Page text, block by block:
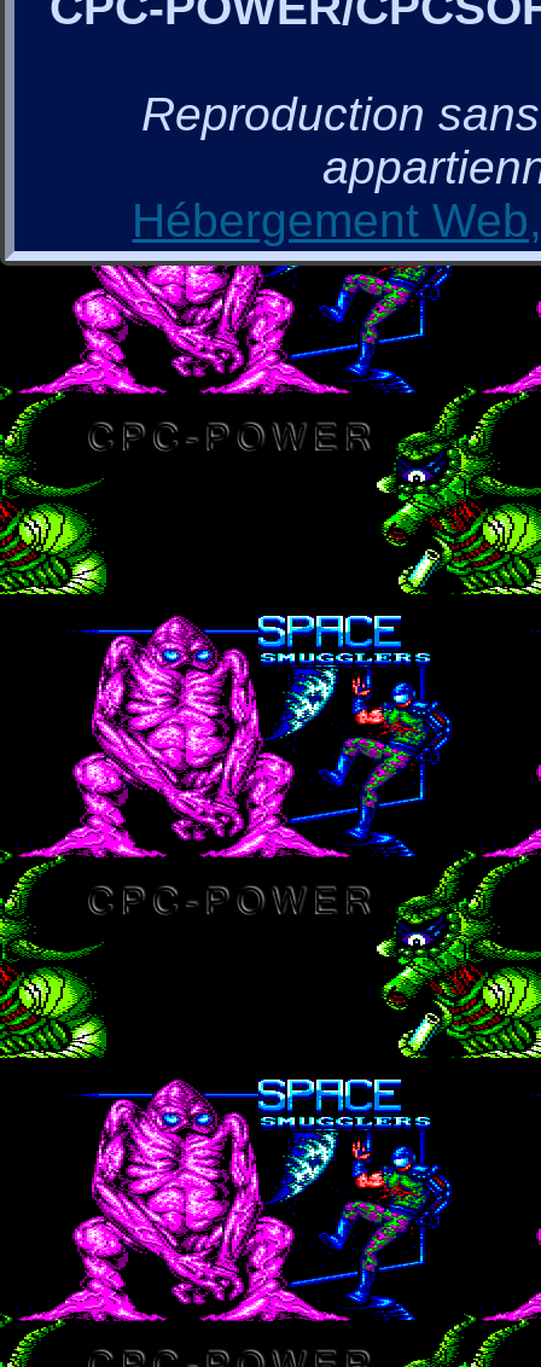
Reproduction
Hébergement